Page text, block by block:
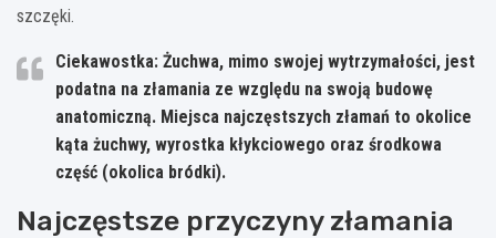
szczęki.
Ciekawostka: Żuchwa, mimo swojej wytrzymałości, jest
podatna na złamania ze względu na swoją budowę
anatomiczną. Miejsca najczęstszych złamań to okolice
kąta żuchwy, wyrostka kłykciowego oraz środkowa
część (okolica bródki).
Najczęstsze przyczyny złamania